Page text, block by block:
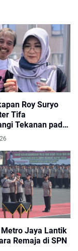
Roy Suryo
Tifa
Tekanan pada
Jaya Lantik
Remaja di SPN